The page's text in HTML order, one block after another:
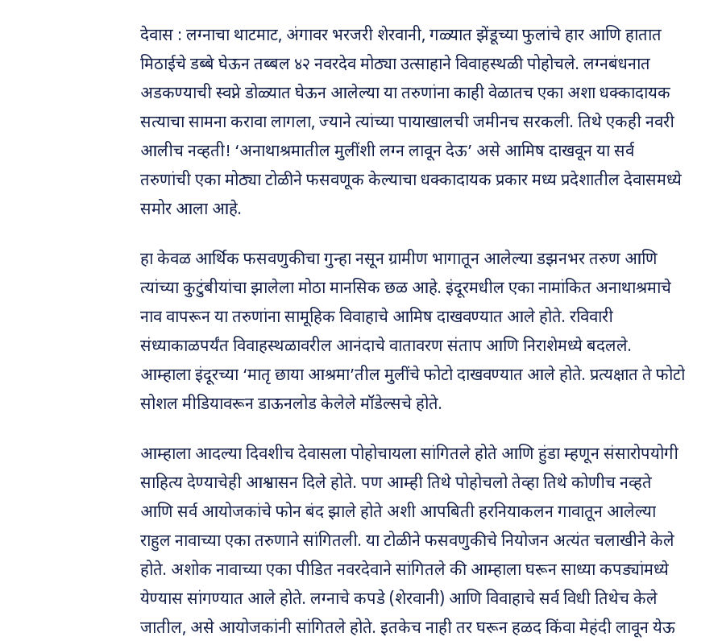
देवास : लग्नाचा थाटमाट, अंगावर भरजरी शेरवानी, गळ्यात झेंडूच्या फुलांचे हार आणि हातात
मिठाईचे डब्बे घेऊन तब्बल ४२ नवरदेव मोठ्या उत्साहाने विवाहस्थळी पोहोचले. लग्नबंधनात
अडकण्याची स्वप्ने डोळ्यात घेऊन आलेल्या या तरुणांना काही वेळातच एका अशा धक्कादायक
सत्याचा सामना करावा लागला, ज्याने त्यांच्या पायाखालची जमीनच सरकली. तिथे एकही नवरी
आलीच नव्हती! ‘अनाथाश्रमातील मुलींशी लग्न लावून देऊ’ असे आमिष दाखवून या सर्व
तरुणांची एका मोठ्या टोळीने फसवणूक केल्याचा धक्कादायक प्रकार मध्य प्रदेशातील देवासमध्ये
समोर आला आहे.
हा केवळ आर्थिक फसवणुकीचा गुन्हा नसून ग्रामीण भागातून आलेल्या डझनभर तरुण आणि
त्यांच्या कुटुंबीयांचा झालेला मोठा मानसिक छळ आहे. इंदूरमधील एका नामांकित अनाथाश्रमाचे
नाव वापरून या तरुणांना सामूहिक विवाहाचे आमिष दाखवण्यात आले होते. रविवारी
संध्याकाळपर्यंत विवाहस्थळावरील आनंदाचे वातावरण संताप आणि निराशेमध्ये बदलले.
आम्हाला इंदूरच्या ‘मातृ छाया आश्रमा’तील मुलींचे फोटो दाखवण्यात आले होते. प्रत्यक्षात ते फोटो
सोशल मीडियावरून डाऊनलोड केलेले मॉडेल्सचे होते.
आम्हाला आदल्या दिवशीच देवासला पोहोचायला सांगितले होते आणि हुंडा म्हणून संसारोपयोगी
साहित्य देण्याचेही आश्वासन दिले होते. पण आम्ही तिथे पोहोचलो तेव्हा तिथे कोणीच नव्हते
आणि सर्व आयोजकांचे फोन बंद झाले होते अशी आपबिती हरनियाकलन गावातून आलेल्या
राहुल नावाच्या एका तरुणाने सांगितली. या टोळीने फसवणुकीचे नियोजन अत्यंत चलाखीने केले
होते. अशोक नावाच्या एका पीडित नवरदेवाने सांगितले की आम्हाला घरून साध्या कपड्यांमध्ये
येण्यास सांगण्यात आले होते. लग्नाचे कपडे (शेरवानी) आणि विवाहाचे सर्व विधी तिथेच केले
जातील, असे आयोजकांनी सांगितले होते. इतकेच नाही तर घरून हळद किंवा मेहंदी लावून येऊ